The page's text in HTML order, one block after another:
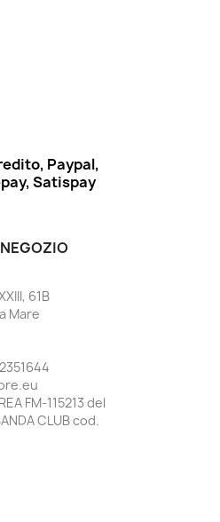
Paypal,
Satispay
61B
Mare
FM-115213 del
CLUB cod.